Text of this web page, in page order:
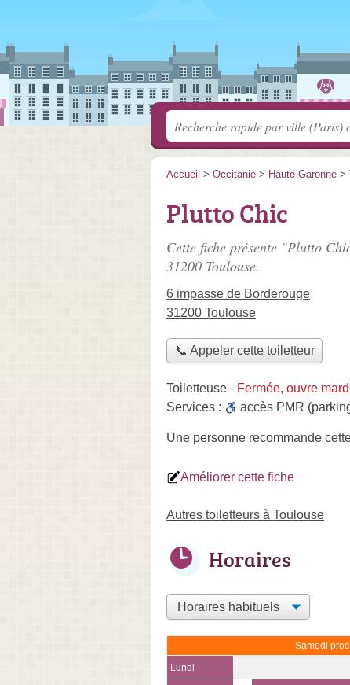
Accueil > Occitanie > Haute-Garonne >
Plutto Chic
Cette fiche présente "Plutto
31200 Toulouse.
6 impasse de Borderouge
31200 Toulouse
📞 Appeler cette toiletteur
Toiletteuse - Fermée, ouvre
Services :
accès PMR
Une personne recommande
Améliorer cette fiche
Autres toiletteurs à Toulouse
Horaires
Samedi
Lundi